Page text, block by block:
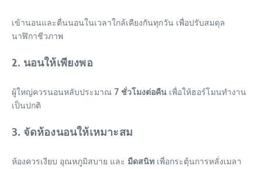
เข้านอนและตื่นนอนในเวลาใกล้เคียงกันทุกวัน เพื่อปรับสมดุล
นาฬิกาชีวภาพ
2. นอนให้เพียงพอ
ผู้ใหญ่ควรนอนหลับประมาณ 7 ชั่วโมงต่อคืน เพื่อให้ฮอร์โมนทำงาน
เป็นปกติ
3. จัดห้องนอนให้เหมาะสม
ห้องควรเงียบ อุณหภูมิสบาย และ มืดสนิท เพื่อกระตุ้นการหลั่งเมลา